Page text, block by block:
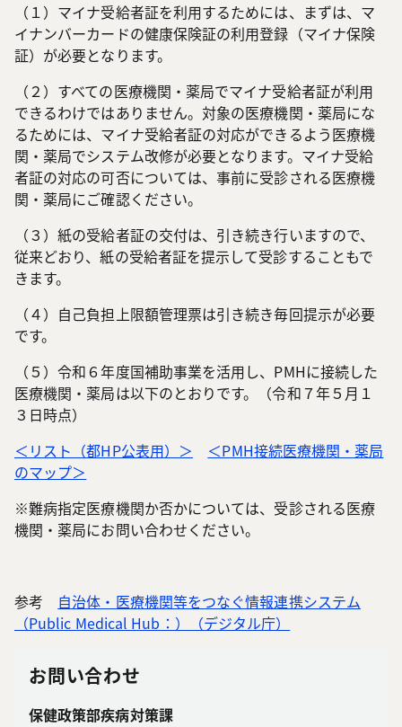
（１）マイナ受給者証を利用するためには、まずは、マ
イナンバーカードの健康保険証の利用登録（マイナ保険
証）が必要となります。
（２）すべての医療機関・薬局でマイナ受給者証が利用
できるわけではありません。対象の医療機関・薬局にな
るためには、マイナ受給者証の対応ができるよう医療機
関・薬局でシステム改修が必要となります。マイナ受給
者証の対応の可否については、事前に受診される医療機
関・薬局にご確認ください。
（３）紙の受給者証の交付は、引き続き行いますので、
従来どおり、紙の受給者証を提示して受診することもで
きます。
（４）自己負担上限額管理票は引き続き毎回提示が必要
です。
（５）令和６年度国補助事業を活用し、PMHに接続した
医療機関・薬局は以下のとおりです。（令和７年５月１
３日時点）
＜リスト（都HP公表用）＞
＜PMH接続医療機関・薬局
のマップ＞
※難病指定医療機関か否かについては、受診される医療
機関・薬局にお問い合わせください。
参考 自治体・医療機関等をつなぐ情報連携システム
（Public Medical Hub：）（デジタル庁）
お問い合わせ
保健政策部疾病対策課